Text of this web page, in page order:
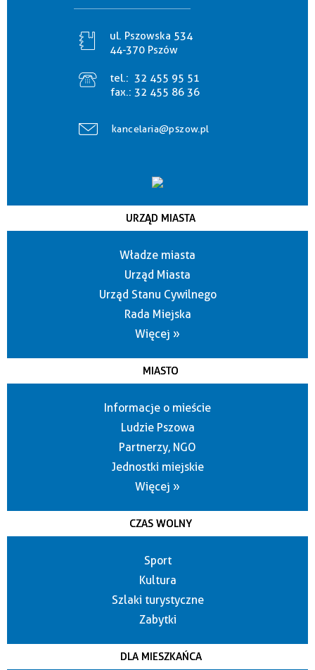
ul. Pszowska 534
44-370 Pszów
tel.: 32 455 95 51
fax.: 32 455 86 36
kancelaria@pszow.pl
URZĄD MIASTA
Władze miasta
Urząd Miasta
Urząd Stanu Cywilnego
Rada Miejska
Więcej »
MIASTO
Informacje o mieście
Ludzie Pszowa
Partnerzy, NGO
Jednostki miejskie
Więcej »
CZAS WOLNY
Sport
Kultura
Szlaki turystyczne
Zabytki
DLA MIESZKAŃCA